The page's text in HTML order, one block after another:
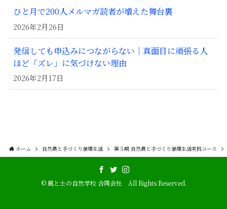
ひと月で200人メルマガ読者が増えた舞台裏
2026年2月26日
発信しても申込みにつながらない｜真面目に頑張る人
ほど「ズレ」に気づけない理由
2026年2月17日
ホーム 自然農と手づくり循環生活 第５期 自然農と手づくり循環生活実践コース
©風と土の自然学校 合同会社 All Rights Reserved.